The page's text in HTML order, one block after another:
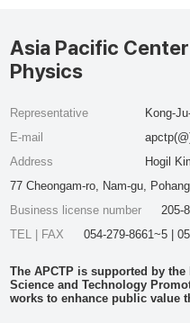
Asia Pacific
Physics
Representative
Kong-
E-mail
Address
Hogil
77 Cheongam-ro, Nam-gu,
Business license number
205-
TEL | FAX
054-279-8661~5 |
The APCTP is supported by
Science and Technology
works to enhance public value